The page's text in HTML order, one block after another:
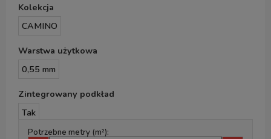
Kolekcja
CAMINO
Warstwa użytkowa
0,55 mm
Zintegrowany podkład
Tak
Potrzebne metry (m²):